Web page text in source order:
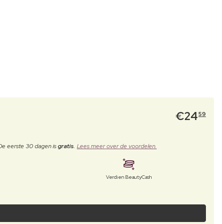
€2459
eerste 30 dagen isgratis. Lees meer over de voordelen.
Verdien BeautyCash